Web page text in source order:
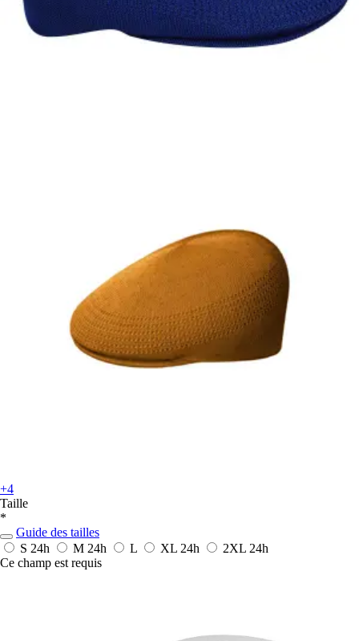
+4
Taille
*
Guide des tailles
S 24h M 24h L XL 24h 2XL 24h
Ce champ est requis